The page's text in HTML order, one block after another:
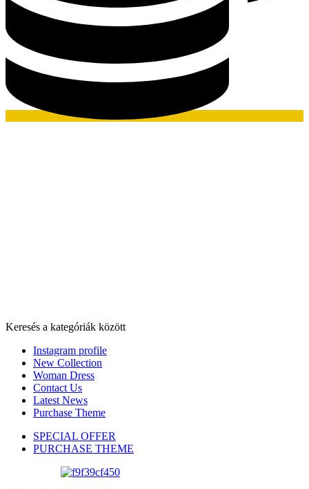
Keresés a kategóriák között
Instagram profile
New Collection
Woman Dress
Contact Us
Latest News
Purchase Theme
SPECIAL OFFER
PURCHASE THEME